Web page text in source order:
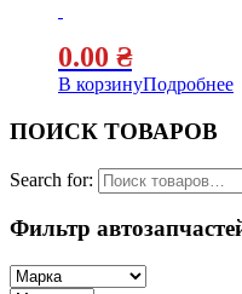
0.00 ₴
В корзинуПодробнее
ПОИСК ТОВАРОВ
Search for:
Фильтр